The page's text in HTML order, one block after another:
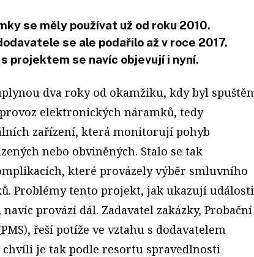
se měly používat už od roku 2010.
se ale podařilo až v roce 2017.
projektem se navíc objevují i nyní.
dva roky od okamžiku, kdy byl spuštěn
elektronických náramků, tedy
zařízení, která monitorují pohyb
nebo obviněných. Stalo se tak
které provázely výběr smluvního
Problémy tento projekt, jak ukazují události
provází dál. Zadavatel zakázky, Probační
řeší potíže ve vztahu s dodavatelem
je tak podle resortu spravedlnosti